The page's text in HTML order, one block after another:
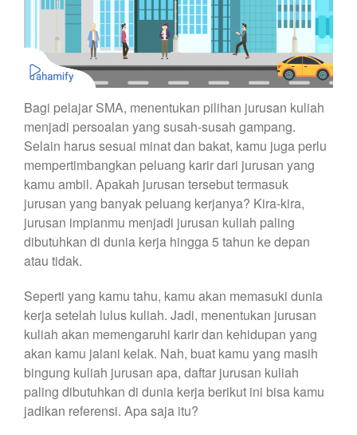
Bagi pelajar SMA, menentukan pilihan jurusan kuliah
menjadi persoalan yang susah-susah gampang.
Selain harus sesuai minat dan bakat, kamu juga perlu
mempertimbangkan peluang karir dari jurusan yang
kamu ambil. Apakah jurusan tersebut termasuk
jurusan yang banyak peluang kerjanya? Kira-kira,
jurusan impianmu menjadi jurusan kuliah paling
dibutuhkan di dunia kerja hingga 5 tahun ke depan
atau tidak.
Seperti yang kamu tahu, kamu akan memasuki dunia
kerja setelah lulus kuliah. Jadi, menentukan jurusan
kuliah akan memengaruhi karir dan kehidupan yang
akan kamu jalani kelak. Nah, buat kamu yang masih
bingung kuliah jurusan apa, daftar jurusan kuliah
paling dibutuhkan di dunia kerja berikut ini bisa kamu
jadikan referensi. Apa saja itu?